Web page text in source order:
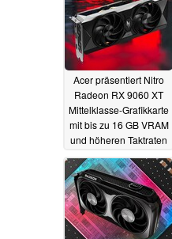
Acer präsentiert Nitro
Radeon RX 9060 XT
Mittelklasse-Grafikkarte
mit bis zu 16 GB VRAM
und höheren Taktraten
21.05.2025